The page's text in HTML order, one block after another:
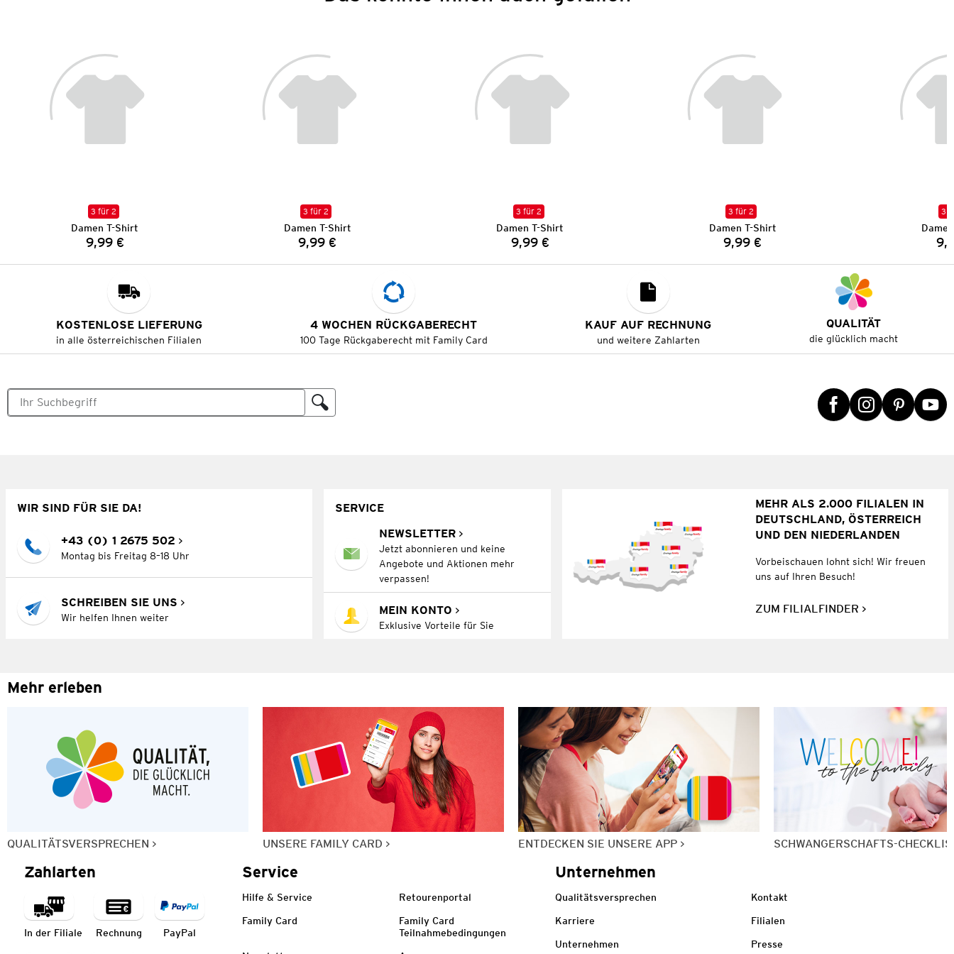
3 für 2
Damen T-Shirt
Preis:
9,99 €
3 für 2
Damen T-Shirt
Preis:
9,99 €
3 für 2
Damen T-Shirt
Preis:
9,99 €
3 für 2
Damen T-Shirt
Preis:
9,99 €
3
KOSTENLOSE LIEFERUNG
in alle österreichischen Filialen
4 WOCHEN RÜCKGABERECHT
100 Tage Rückgaberecht mit Family Card
KAUF AUF RECHNUNG
und weitere Zahlarten
QUALITÄT
die glücklich macht
WIR SIND FÜR SIE DA!
+43 (0) 1 2675 502
Montag bis Freitag 8–18 Uhr
SCHREIBEN SIE UNS
Wir helfen Ihnen weiter
SERVICE
NEWSLETTER
Jetzt abonnieren und keine
Angebote und Aktionen mehr
verpassen!
MEIN KONTO
Exklusive Vorteile für Sie
MEHR ALS 2.000 FILIALEN IN
DEUTSCHLAND, ÖSTERREICH
UND DEN NIEDERLANDEN
Vorbeischauen lohnt sich! Wir freuen
uns auf Ihren Besuch!
ZUM FILIALFINDER
Mehr erleben
QUALITÄTSVERSPRECHEN UNSERE FAMILY CARD ENTDECKEN SIE UNSERE APP SCHWANGERSCHAFTS-
Zahlarten
In der Filiale Rechnung PayPal
Service
Hilfe & Service Retourenportal
Family Card
Family Card
Teilnahmebedingungen
Unternehmen
Qualitätsversprechen Kontakt
Karriere Filialen
Unternehmen Presse